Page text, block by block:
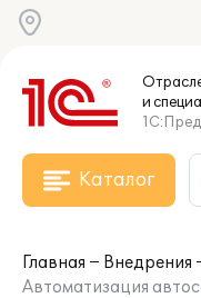
и
Каталог
Главная
Внедрения
Автоматизация